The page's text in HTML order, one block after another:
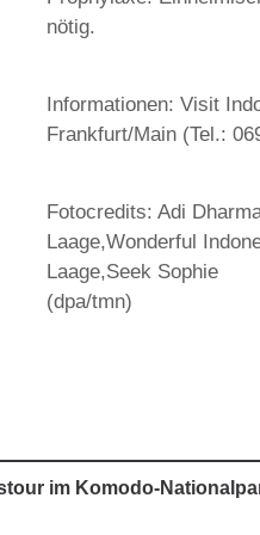
nötig.
Informationen: Visit
Frankfurt/Main (Tel.:
Fotocredits: Adi
Laage,Wonderful
Laage,Seek Sophie
(dpa/tmn)
im Komodo-